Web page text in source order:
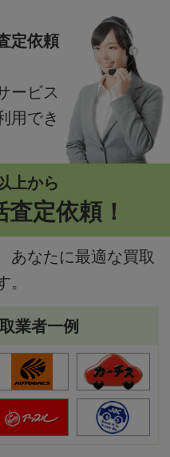
定依頼
ービス
用でき
上から
定依頼！
あなたに最適な買取
業者一例